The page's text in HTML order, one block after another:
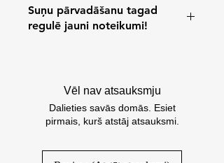
Suņu pārvadāšanu tagad
regulē jauni noteikumi!
vairs nav ļauts brīvi pārvietoties pa
braucoša auto salonu – dzīvnieki ir
jāpiesprādzē vai jāved
jānofiksē. Satiksmes drošības
Vēl nav atsauksmju
Dalieties savās domās. Esiet
pirmais, kurš atstāj atsauksmi.